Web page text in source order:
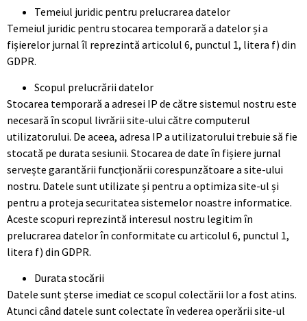
Temeiul juridic pentru prelucrarea datelor
Temeiul juridic pentru stocarea temporară a datelor și a
fișierelor jurnal îl reprezintă articolul 6, punctul 1, litera f) din
GDPR.
Scopul prelucrării datelor
Stocarea temporară a adresei IP de către sistemul nostru este
necesară în scopul livrării site-ului către computerul
utilizatorului. De aceea, adresa IP a utilizatorului trebuie să fie
stocată pe durata sesiunii. Stocarea de date în fișiere jurnal
servește garantării funcționării corespunzătoare a site-ului
nostru. Datele sunt utilizate și pentru a optimiza site-ul și
pentru a proteja securitatea sistemelor noastre informatice.
Aceste scopuri reprezintă interesul nostru legitim în
prelucrarea datelor în conformitate cu articolul 6, punctul 1,
litera f) din GDPR.
Durata stocării
Datele sunt șterse imediat ce scopul colectării lor a fost atins.
Atunci când datele sunt colectate în vederea operării site-ul